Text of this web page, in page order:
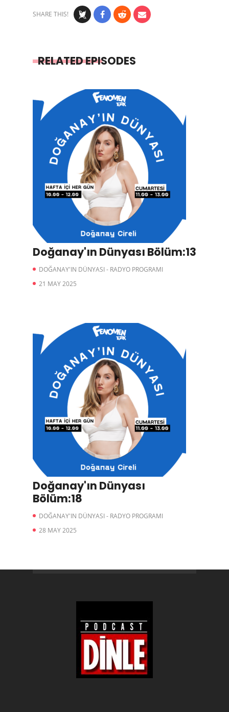
SHARE THIS!
RELATED EPISODES
Doğanay'ın Dünyası Bölüm:13
DOĞANAY'IN DÜNYASI - RADYO PROGRAMI
21 MAY 2025
Doğanay'ın Dünyası
Bölüm:18
DOĞANAY'IN DÜNYASI - RADYO PROGRAMI
28 MAY 2025